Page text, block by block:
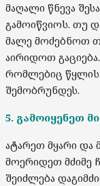
მაღალი წნევა
გამოიწვიოს. თუ
მალე მოძებნოთ
აირიდოთ
რომლებიც წყლის
შემობრუნდეს.
5. გამოიყენეთ
ატარეთ მყარი და
მოერიდეთ მძიმე
შეიძლება